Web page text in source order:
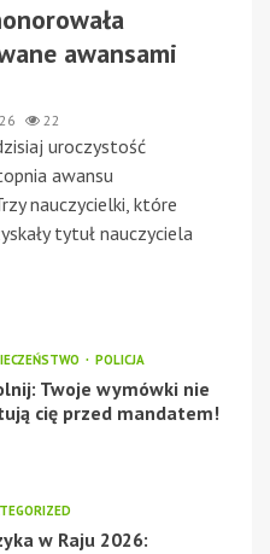
awansami
22
uroczystość
awansu
nauczycielki, które
tytuł nauczyciela
POLICJA
Twoje wymówki nie
cię przed mandatem!
w Raju 2026: